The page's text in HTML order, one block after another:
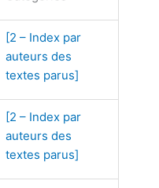
[2 – Index par
auteurs des
textes parus]
[2 – Index par
auteurs des
textes parus]